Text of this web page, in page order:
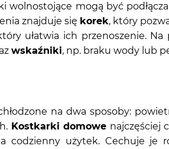
mogą być
znajduje się korek, który
ułatwia ich przenoszenie.
wskaźniki, np. braku wody lub
na dwa sposoby:
Kostkarki domowe najczęściej
codzienny użytek. Cechuje je